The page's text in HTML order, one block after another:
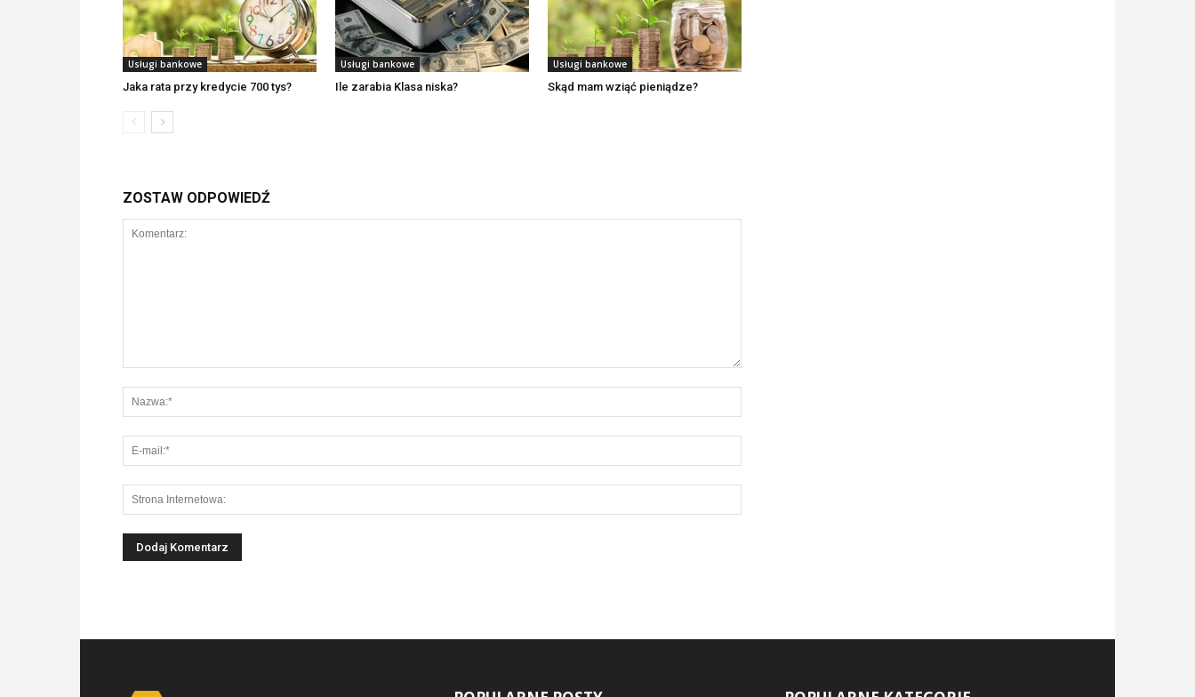
Usługi bankowe
Jaka rata przy kredycie 700 tys?
Usługi bankowe
Ile zarabia Klasa niska?
Usługi bankowe
Skąd mam wziąć pieniądze?
ZOSTAW ODPOWIEDŹ